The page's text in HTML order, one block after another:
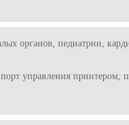
органов, педиатрии,
управления принтером,